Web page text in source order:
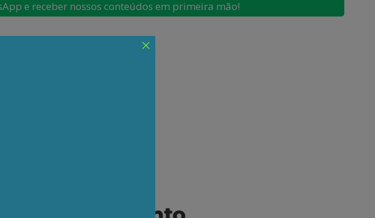
e receber nossos conteúdos em primeira mão!